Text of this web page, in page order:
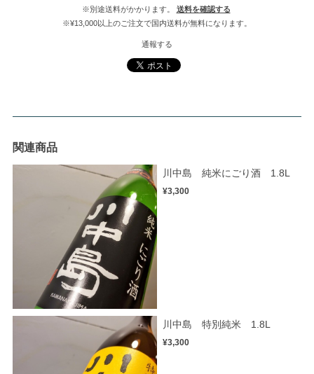
※別途送料がかかります。
送料を確認する
※¥13,000以上のご注文で国内送料が無料になります。
通報する
関連商品
川中島 純米にごり酒 1.8L
¥3,300
川中島 特別純米 1.8L
¥3,300